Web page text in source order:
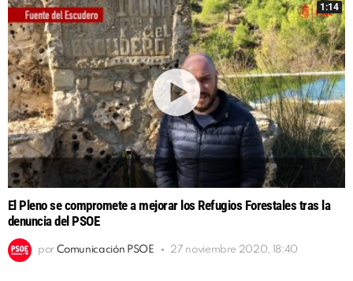
1:14
El Pleno se compromete a mejorar los Refugios Forestales tras la
denuncia del PSOE
por Comunicación PSOE 27 noviembre 2020, 18:40